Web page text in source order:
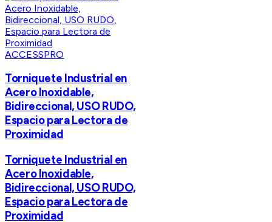
ACCESSPRO
Torniquete Industrial en
Acero Inoxidable,
Bidireccional, USO RUDO,
Espacio para Lectora de
Proximidad
Torniquete Industrial en
Acero Inoxidable,
Bidireccional, USO RUDO,
Espacio para Lectora de
Proximidad